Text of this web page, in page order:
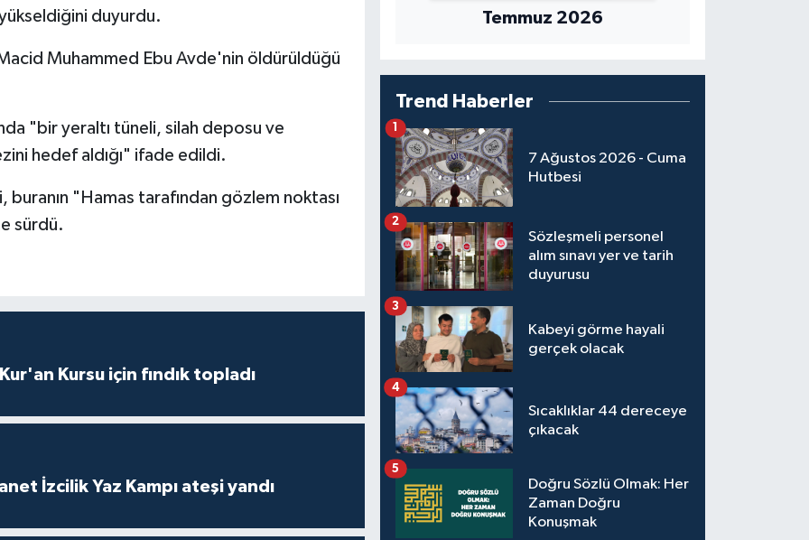
duyurdu.
Muhammed Ebu Avde'nin öldürüldüğü
"bir yeraltı tüneli, silah deposu ve
hedef aldığı" ifade edildi.
"Hamas tarafından gözlem noktası
sürdü.
Kursu için fındık topladı
İzcilik Yaz Kampı ateşi yandı
Temmuz 2026
Trend Haberler
7 Ağustos 2026 - Cuma
Hutbesi
Sözleşmeli personel
alım sınavı yer ve tarih
duyurusu
2
Kabeyi görme hayali
gerçek olacak
3
Sıcaklıklar 44 dereceye
çıkacak
4
Doğru Sözlü Olmak: Her
Zaman Doğru
Konuşmak
5